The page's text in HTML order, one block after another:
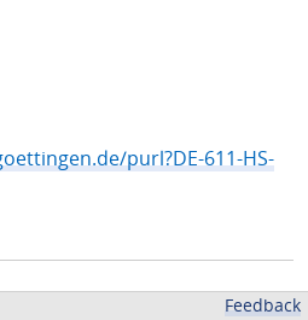
purl?DE-611-HS-
Feedback